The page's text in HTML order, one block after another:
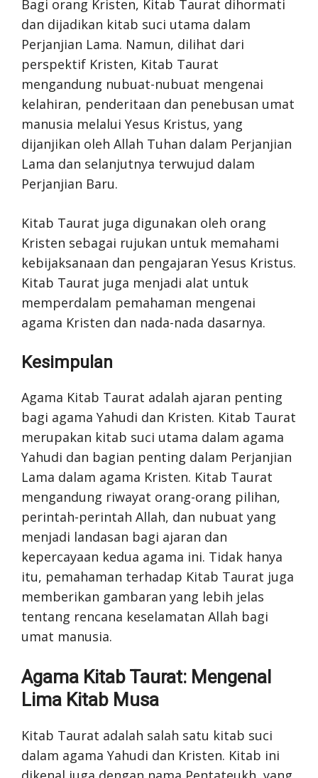
Bagi orang Kristen, Kitab Taurat dihormati
dan dijadikan kitab suci utama dalam
Perjanjian Lama. Namun, dilihat dari
perspektif Kristen, Kitab Taurat
mengandung nubuat-nubuat mengenai
kelahiran, penderitaan dan penebusan umat
manusia melalui Yesus Kristus, yang
dijanjikan oleh Allah Tuhan dalam Perjanjian
Lama dan selanjutnya terwujud dalam
Perjanjian Baru.
Kitab Taurat juga digunakan oleh orang
Kristen sebagai rujukan untuk memahami
kebijaksanaan dan pengajaran Yesus Kristus.
Kitab Taurat juga menjadi alat untuk
memperdalam pemahaman mengenai
agama Kristen dan nada-nada dasarnya.
Kesimpulan
Agama Kitab Taurat adalah ajaran penting
bagi agama Yahudi dan Kristen. Kitab Taurat
merupakan kitab suci utama dalam agama
Yahudi dan bagian penting dalam Perjanjian
Lama dalam agama Kristen. Kitab Taurat
mengandung riwayat orang-orang pilihan,
perintah-perintah Allah, dan nubuat yang
menjadi landasan bagi ajaran dan
kepercayaan kedua agama ini. Tidak hanya
itu, pemahaman terhadap Kitab Taurat juga
memberikan gambaran yang lebih jelas
tentang rencana keselamatan Allah bagi
umat manusia.
Agama Kitab Taurat: Mengenal
Lima Kitab Musa
Kitab Taurat adalah salah satu kitab suci
dalam agama Yahudi dan Kristen. Kitab ini